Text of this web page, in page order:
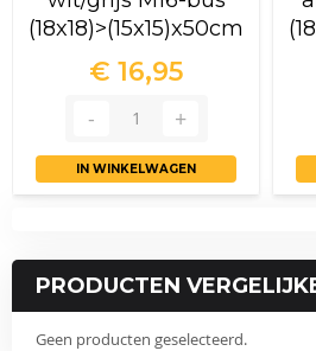
(18x18)>(15x15)x50cm
€ 16,95
IN WINKELWAGEN
PRODUCTEN
Geen producten geselecteerd.